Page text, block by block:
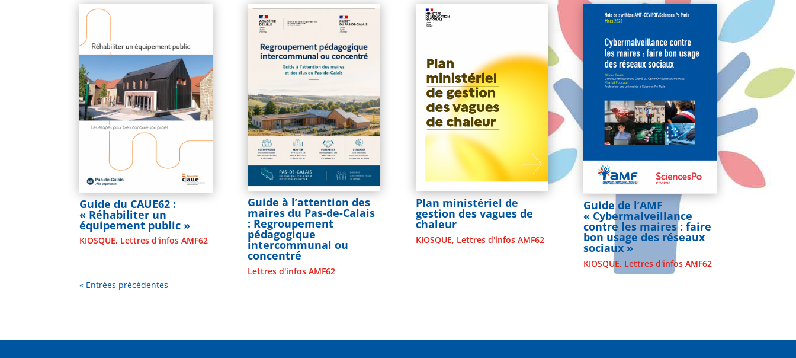
Guide du CAUE62 :
« Réhabiliter un
équipement public »
KIOSQUE, Lettres d'infos AMF62
Guide à l’attention des
maires du Pas-de-Calais
: Regroupement
pédagogique
intercommunal ou
concentré
Lettres d'infos AMF62
Plan ministériel de
gestion des vagues de
chaleur
KIOSQUE, Lettres d'infos AMF62
Guide de l’AMF
« Cybermalveillance
contre les maires : faire
bon usage des réseaux
sociaux »
KIOSQUE, Lettres d'infos AMF62
« Entrées précédentes